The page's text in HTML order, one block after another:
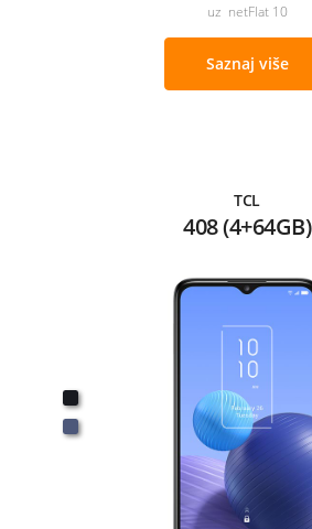
uz netFlat 10
Saznaj više
TCL
408 (4+64GB)